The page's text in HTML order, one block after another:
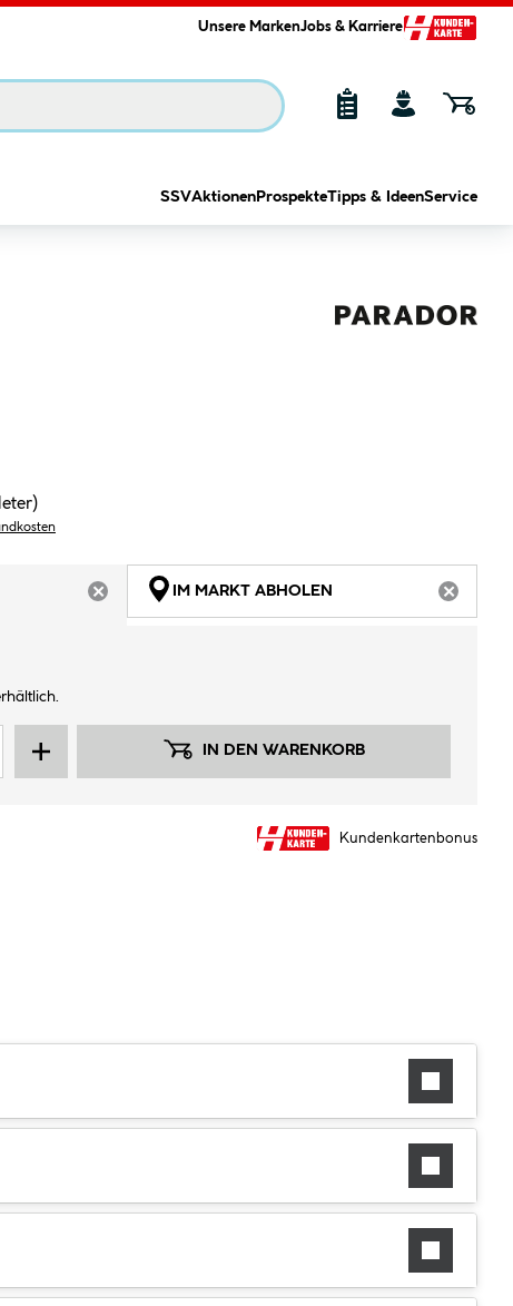
Unsere MarkenJobs & Karriere
SSVAktionen ProspekteTipps & IdeenService
ARTIKEL NICHT VERFÜGBAR
IM MARKT ABHOLEN
IN DEN WARENKORB
Kundenkartenbonus